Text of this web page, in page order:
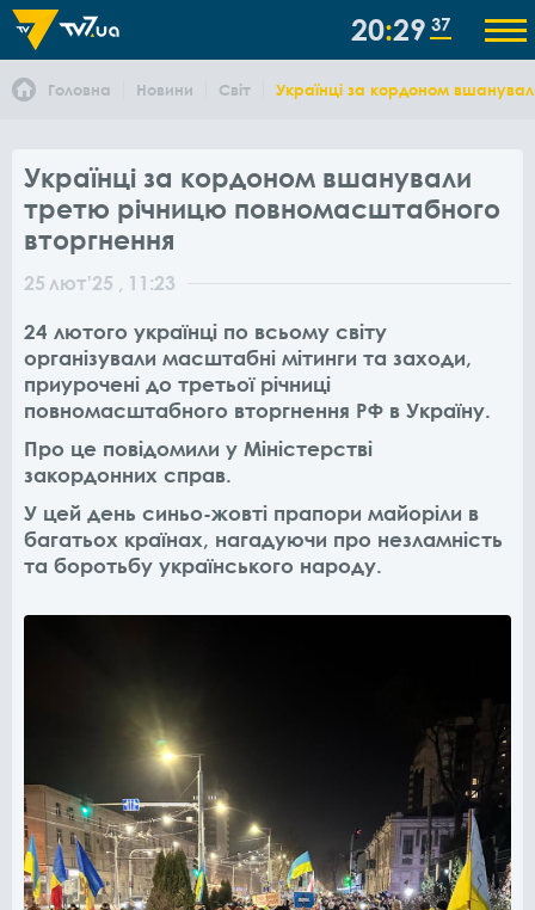
20 29 37
Головна Новини Світ Українці за кордоном
Українці за кордоном вшанували
третю річницю повномасштабного
вторгнення
25 лют'25 , 11:23
24 лютого українці по всьому світу
організували масштабні мітинги та заходи,
приурочені до третьої річниці
повномасштабного вторгнення РФ в Україну.
Про це повідомили у Міністерстві
закордонних справ.
У цей день синьо-жовті прапори майоріли в
багатьох країнах, нагадуючи про незламність
та боротьбу українського народу.